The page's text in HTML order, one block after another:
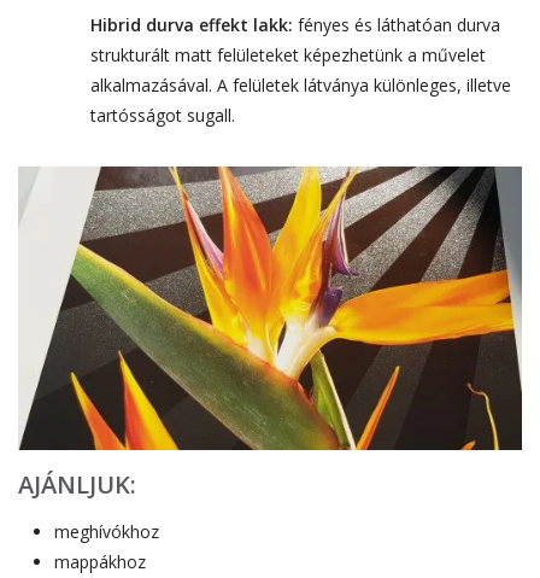
Hibrid durva effekt lakk: fényes és láthatóan durva
strukturált matt felületeket képezhetünk a művelet
alkalmazásával. A felületek látványa különleges, illetve
tartósságot sugall.
AJÁNLJUK:
meghívókhoz
mappákhoz